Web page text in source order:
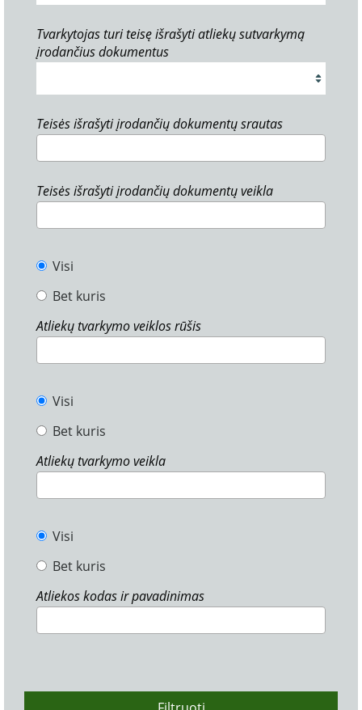
Tvarkytojas turi teisę išrašyti atliekų sutvarkymą
įrodančius dokumentus
Teisės išrašyti įrodančių dokumentų srautas
Teisės išrašyti įrodančių dokumentų veikla
Visi
Bet kuris
Atliekų tvarkymo veiklos rūšis
Visi
Bet kuris
Atliekų tvarkymo veikla
Visi
Bet kuris
Atliekos kodas ir pavadinimas